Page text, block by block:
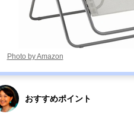
Photo by Amazon
おすすめポイント